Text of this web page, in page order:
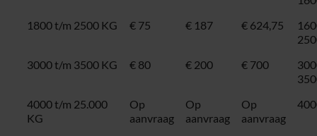
1800 t/m 2500 KG
€ 75 € 187 € 624,75
3000 t/m 3500 KG
€ 80 € 200 € 700
4000 t/m 25.000
KG
Op
aanvraag
Op
aanvraag
Op
aanvraag